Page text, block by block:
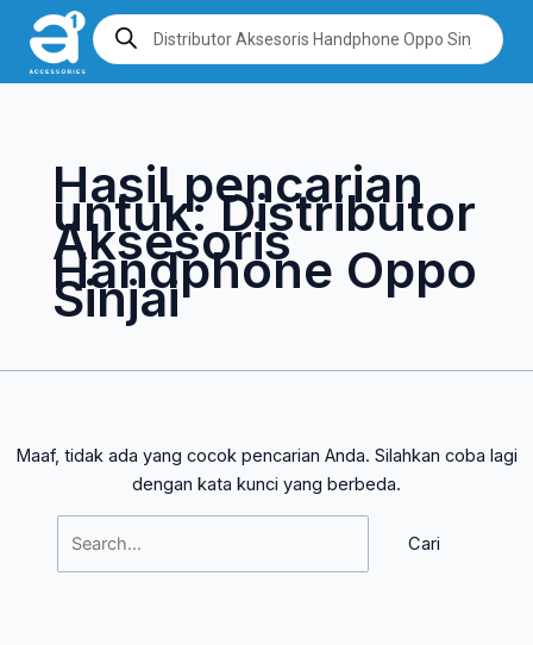
Lewati
konten
Products
search
Hasil pencarian
untuk:Distributor
Aksesoris
Handphone Oppo
Sinjai
Maaf, tidak ada yang cocok pencarian Anda. Silahkan coba lagi
dengan kata kunci yang berbeda.
Cari
untuk: